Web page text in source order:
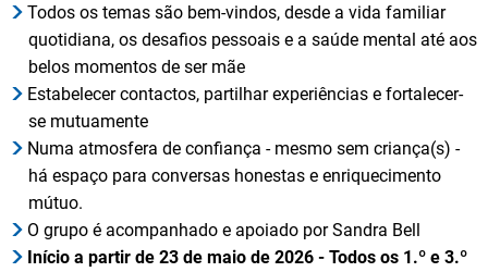
Todos os temas são bem-vindos, desde a vida familiar
quotidiana, os desafios pessoais e a saúde mental até aos
belos momentos de ser mãe
Estabelecer contactos, partilhar experiências e fortalecer-
se mutuamente
Numa atmosfera de confiança - mesmo sem criança(s) -
há espaço para conversas honestas e enriquecimento
mútuo.
O grupo é acompanhado e apoiado por Sandra Bell
Início a partir de 23 de maio de 2026 - Todos os 1.º e 3.º